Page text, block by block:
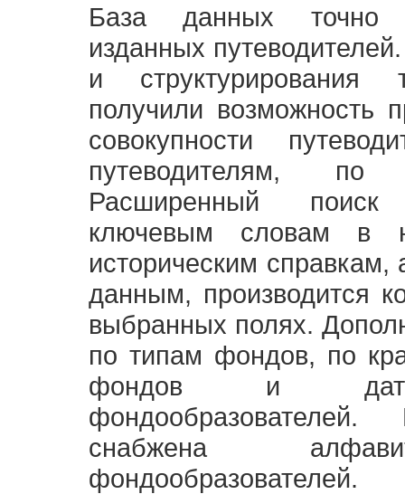
База данных точно
изданных
и структурирования
получили возможность
совокупности
путеводителям,
Расширенный
ключевым словам в
историческим
данным, производится
выбранных полях.
по типам фондов, по
фондов и
снабжена
фондообразователей.